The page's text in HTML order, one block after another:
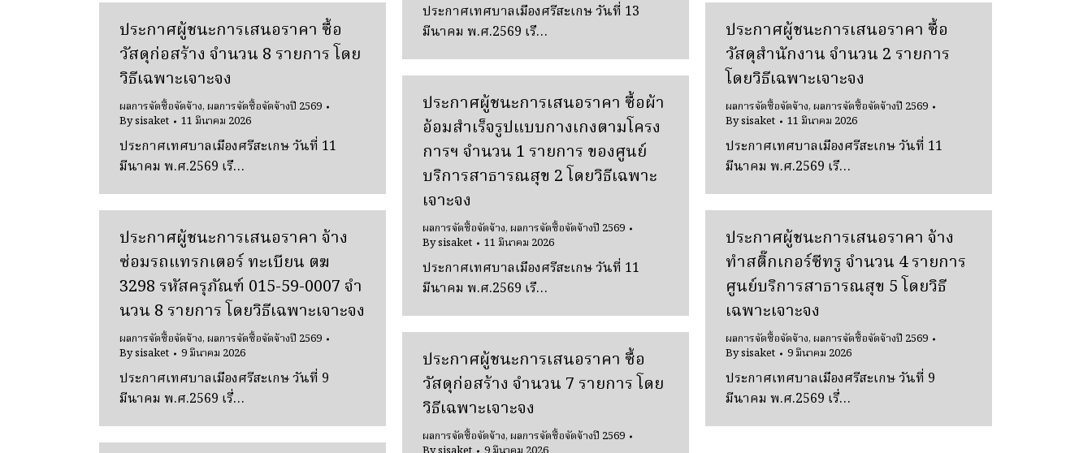
ประกาศเทศบาลเมืองศรีสะเกษ วันที่ 13
มีนาคม พ.ศ.2569 เรื…
ประกาศผู้ชนะการเสนอราคา ซื้อ
วัสดุก่อสร้าง จํานวน 8 รายการ โดย
วิธีเฉพาะเจาะจง
ผลการจัดซื้อจัดจ้าง,ผลการจัดซื้อจัดจ้างปี 2569
Bysisaket 11 มีนาคม 2026
ประกาศเทศบาลเมืองศรีสะเกษ วันที่ 11
มีนาคม พ.ศ.2569 เรื…
ประกาศผู้ชนะการเสนอราคา ซื้อ
วัสดุสำนักงาน จํานวน 2 รายการ
โดยวิธีเฉพาะเจาะจง
ผลการจัดซื้อจัดจ้าง,ผลการจัดซื้อจัดจ้างปี 2569
Bysisaket 11 มีนาคม 2026
ประกาศเทศบาลเมืองศรีสะเกษ วันที่ 11
มีนาคม พ.ศ.2569 เรื…
ประกาศผู้ชนะการเสนอราคา ซื้อผ้า
อ้อมสําเร็จรูปแบบกางเกงตามโครง
การฯ จํานวน 1 รายการ ของศูนย์
บริการสาธารณสุข 2 โดยวิธีเฉพาะ
เจาะจง
ผลการจัดซื้อจัดจ้าง,ผลการจัดซื้อจัดจ้างปี 2569
Bysisaket 11 มีนาคม 2026
ประกาศเทศบาลเมืองศรีสะเกษ วันที่ 11
มีนาคม พ.ศ.2569 เรื…
ประกาศผู้ชนะการเสนอราคา จ้าง
ซ่อมรถแทรกเตอร์ ทะเบียน ตฆ
3298 รหัสครุภัณฑ์ 015-59-0007 จํา
นวน 8 รายการ โดยวิธีเฉพาะเจาะจง
ผลการจัดซื้อจัดจ้าง,ผลการจัดซื้อจัดจ้างปี 2569
Bysisaket 9 มีนาคม 2026
ประกาศเทศบาลเมืองศรีสะเกษ วันที่ 9
มีนาคม พ.ศ.2569 เรื่…
ประกาศผู้ชนะการเสนอราคา จ้าง
ทําสติ๊กเกอร์ซีทรู จํานวน 4 รายการ
ศูนย์บริการสาธารณสุข 5 โดยวิธี
เฉพาะเจาะจง
ผลการจัดซื้อจัดจ้าง,ผลการจัดซื้อจัดจ้างปี 2569
Bysisaket 9 มีนาคม 2026
ประกาศเทศบาลเมืองศรีสะเกษ วันที่ 9
มีนาคม พ.ศ.2569 เรื่…
ประกาศผู้ชนะการเสนอราคา ซื้อ
วัสดุก่อสร้าง จํานวน 7 รายการ โดย
วิธีเฉพาะเจาะจง
ผลการจัดซื้อจัดจ้าง,ผลการจัดซื้อจัดจ้างปี 2569